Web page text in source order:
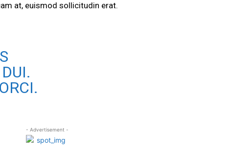
at, euismod sollicitudin erat.
- Advertisement -